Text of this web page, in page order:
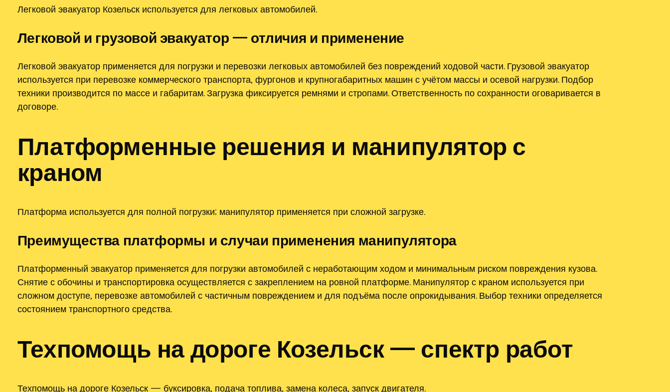
Легковой эвакуатор Козельск используется для легковых автомобилей.
Легковой и грузовой эвакуатор — отличия и применение
Легковой эвакуатор применяется для погрузки и перевозки легковых автомобилей без повреждений ходовой части. Грузовой эвакуатор
используется при перевозке коммерческого транспорта‚ фургонов и крупногабаритных машин с учётом массы и осевой нагрузки. Подбор
техники производится по массе и габаритам. Загрузка фиксируется ремнями и стропами. Ответственность по сохранности оговаривается в
договоре.
Платформенные решения и манипулятор с
краном
Платформа используется для полной погрузки; манипулятор применяется при сложной загрузке.
Преимущества платформы и случаи применения манипулятора
Платформенный эвакуатор применяется для погрузки автомобилей с неработающим ходом и минимальным риском повреждения кузова.
Снятие с обочины и транспортировка осуществляется с закреплением на ровной платформе. Манипулятор с краном используется при
сложном доступе‚ перевозке автомобилей с частичным повреждением и для подъёма после опрокидывания. Выбор техники определяется
состоянием транспортного средства.
Техпомощь на дороге Козельск — спектр работ
Техпомощь на дороге Козельск — буксировка‚ подача топлива‚ замена колеса‚ запуск двигателя.